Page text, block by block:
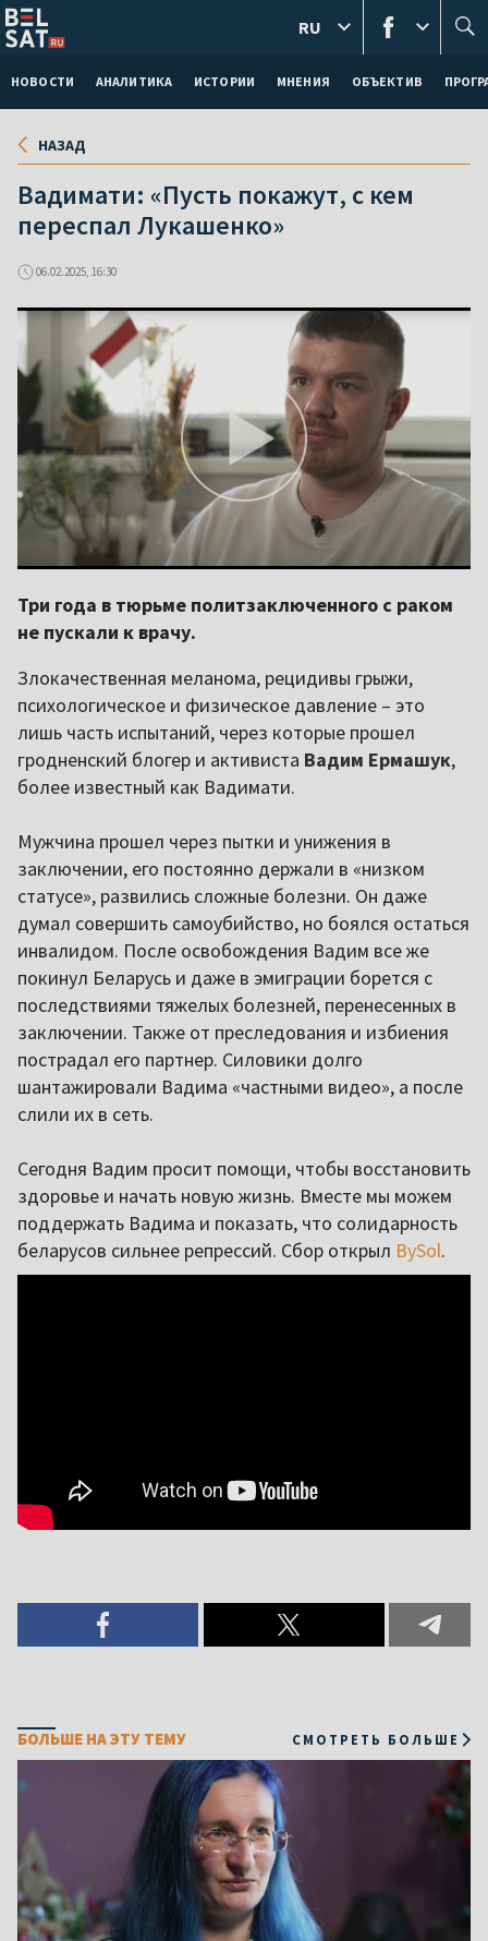
НОВОСТИ АНАЛИТИКА ИСТОРИИ МНЕНИЯ ОБЪЕКТИВ
RU
НАЗАД
Вадимати: «Пусть покажут, с кем
переспал Лукашенко»
06.02.2025, 16:30
Три года в тюрьме политзаключенного с раком
не пускали к врачу.
Злокачественная меланома, рецидивы грыжи,
психологическое и физическое давление – это
лишь часть испытаний, через которые прошел
гродненский блогер и активиста Вадим Ермашук,
более известный как Вадимати.
Мужчина прошел через пытки и унижения в
заключении, его постоянно держали в «низком
статусе», развились сложные болезни. Он даже
думал совершить самоубийство, но боялся остаться
инвалидом. После освобождения Вадим все же
покинул Беларусь и даже в эмиграции борется с
последствиями тяжелых болезней, перенесенных в
заключении. Также от преследования и избиения
пострадал его партнер. Силовики долго
шантажировали Вадима «частными видео», а после
слили их в сеть.
Сегодня Вадим просит помощи, чтобы восстановить
здоровье и начать новую жизнь. Вместе мы можем
поддержать Вадима и показать, что солидарность
беларусов сильнее репрессий. Сбор открыл BySol.
БОЛЬШЕ НА ЭТУ ТЕМУ СМОТРЕТЬ БОЛЬШЕ